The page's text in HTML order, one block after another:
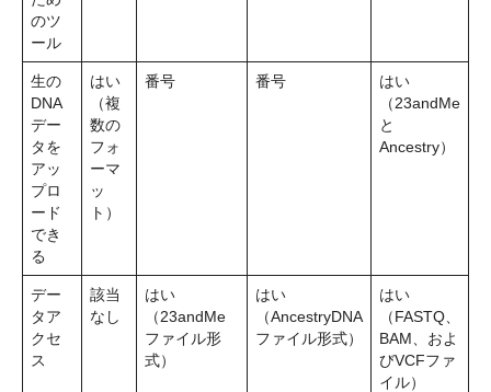
のツ
ール
生の
DNA
デー
タを
アッ
プロ
ード
でき
る
はい
（複
数の
フォ
ーマ
ッ
ト）
番号 番号
はい
（23andMe
と
Ancestry）
デー
タア
クセ
ス
該当
なし
はい
（23andMe
ファイル形
式）
はい
（AncestryDNA
ファイル形式）
はい
（FASTQ、
BAM、およ
びVCFファ
イル）